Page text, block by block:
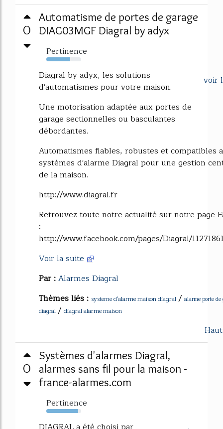
0
Automatisme de portes de garage
DIAG03MGF Diagral by adyx
Pertinence
69%
voir
Diagral by adyx, les solutions
d'automatismes pour votre maison.
Une motorisation adaptée aux portes de
garage sectionnelles ou basculantes
débordantes.
Automatismes fiables, robustes et compatibles
systèmes d'alarme Diagral pour une gestion
de la maison.
http://www.diagral.fr
Retrouvez toute notre actualité sur notre page
:
http://www.facebook.com/pages/Diagral/
Voir la suite
Par :Alarmes Diagral
Thèmes liés : systeme d'alarme maison diagral / alarme porte de
diagral / diagral alarme maison
0
Systèmes d'alarmes Diagral,
alarmes sans fil pour la maison -
france-alarmes.com
Pertinence
91%